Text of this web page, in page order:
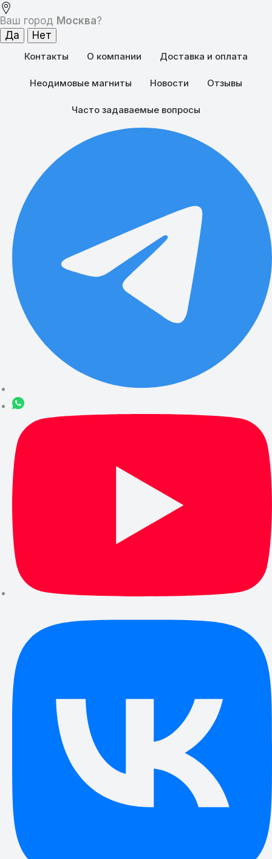
Ваш город Москва?
Контакты О компании Доставка и оплата
Неодимовые магниты Новости Отзывы
Часто задаваемые вопросы